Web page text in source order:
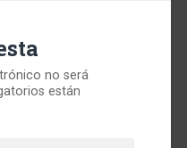
no será
están